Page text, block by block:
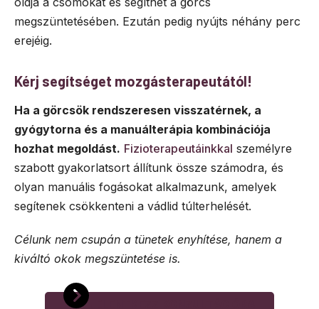
megszüntetésében. Ezután pedig nyújts néhány perc
erejéig.
Kérj segítséget mozgásterapeutától!
Ha a görcsök rendszeresen visszatérnek, a
gyógytorna és a manuálterápia kombinációja
hozhat megoldást. Fizioterapeutáinkkal személyre
szabott gyakorlatsort állítunk össze számodra, és
olyan manuális fogásokat alkalmazunk, amelyek
segítenek csökkenteni a vádlid túlterhelését.
Célunk nem csupán a tünetek enyhítése, hanem a
kiváltó okok megszüntetése is.